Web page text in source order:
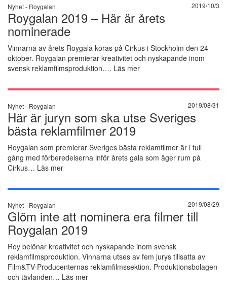
Nyhet - Roygalan 2019/10/3
Roygalan 2019 – Här är årets
nominerade
Vinnarna av årets Roygala koras på Cirkus i Stockholm den 24
oktober. Roygalan premierar kreativitet och nyskapande inom
svensk reklamfilmsproduktion…. Läs mer
Nyhet - Roygalan 2019/08/31
Här är juryn som ska utse Sveriges
bästa reklamfilmer 2019
Roygalan som premierar Sveriges bästa reklamfilmer är i full
gång med förberedelserna inför årets gala som äger rum på
Cirkus… Läs mer
Nyhet - Roygalan 2019/08/29
Glöm inte att nominera era filmer till
Roygalan 2019
Roy belönar kreativitet och nyskapande inom svensk
reklamfilmsproduktion. Vinnarna utses av fem jurys tillsatta av
Film&TV-Producenternas reklamfilmssektion. Produktionsbolagen
och tävlanden… Läs mer